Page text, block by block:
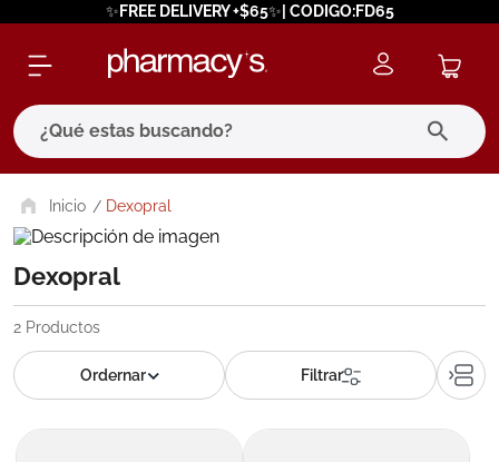
✨FREE DELIVERY +$65✨| CODIGO:FD65
¿Qué estas buscando?
Dexopral
Dexopral
2 Productos
términos más buscados
1. eucerin
2. protector solar
3. bioderma
5. cerave